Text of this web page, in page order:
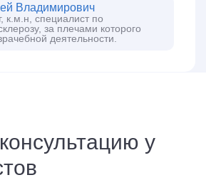
Владимирович
к.м.н, специалист по
за плечами которого
деятельности.
у